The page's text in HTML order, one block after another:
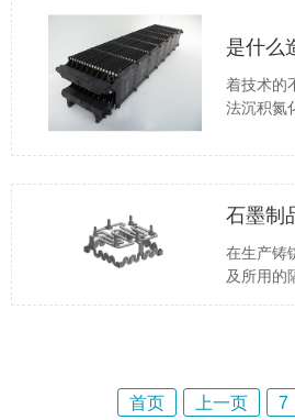
是什么
着技术的
法沉积氮
石墨制
在生产铸
及所用的
首页 上一页 7